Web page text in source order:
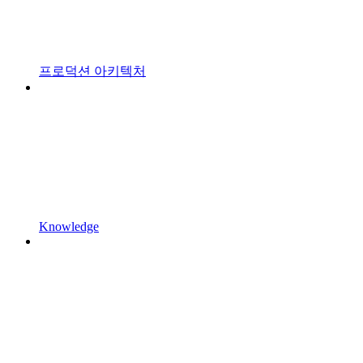
프로덕션 아키텍처
Knowledge